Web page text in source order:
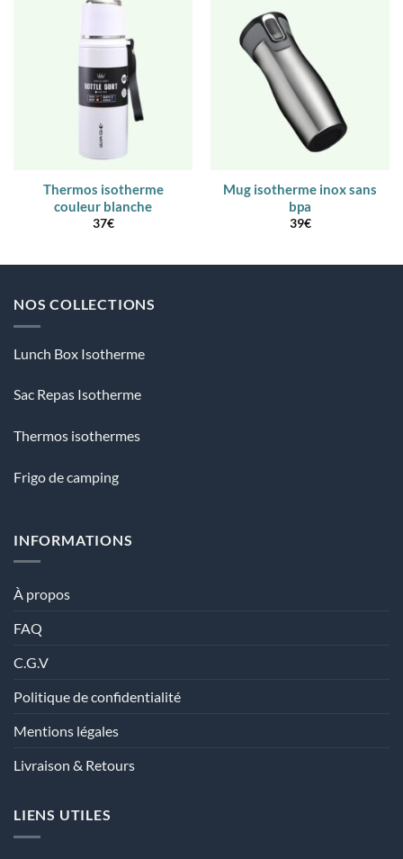
Thermos isotherme
couleur blanche
37€
Mug isotherme inox sans
bpa
39€
NOS COLLECTIONS
Lunch Box Isotherme
Sac Repas Isotherme
Thermos isothermes
Frigo de camping
INFORMATIONS
À propos
FAQ
C.G.V
Politique de confidentialité
Mentions légales
Livraison & Retours
LIENS UTILES